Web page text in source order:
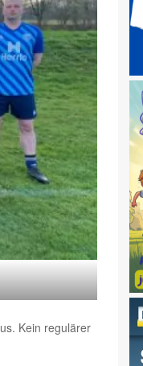
Kein regulärer